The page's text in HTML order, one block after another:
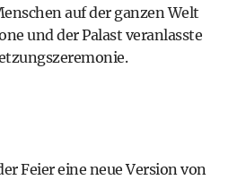
auf der ganzen Welt
und der Palast veranlasste
Feier eine neue Version von